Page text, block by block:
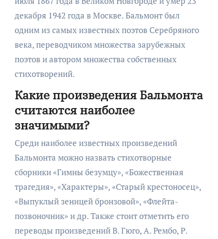
декабря 1942 года в Москве. Бальмонт был
одним из самых известных поэтов Серебряного
века, переводчиком множества зарубежных
поэтов и автором множества собственных
стихотворений.
Какие произведения Бальмонта
считаются наиболее
значимыми?
Среди наиболее известных произведений
Бальмонта можно назвать стихотворные
сборники «Гимны безумцу», «Божественная
трагедия», «Характеры», «Старый крестоносец»,
«Выпуклый зеницей бронзовой», «Флейта-
позвоночник» и др. Также стоит отметить его
переводы произведений В. Гюго, А. Рембо, Р.